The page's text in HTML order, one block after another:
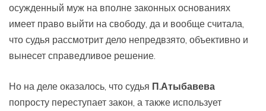
осужденный муж на вполне законных основаниях
имеет право выйти на свободу, да и вообще считала,
что судья рассмотрит дело непредвзято, объективно и
вынесет справедливое решение.
Но на деле оказалось, что судья П.Атыбавева
попросту переступает закон, а также использует